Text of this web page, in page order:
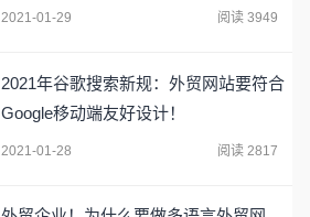
2021-01-29 阅读 3949
2021年谷歌搜索新规：外贸网站要符合
Google移动端友好设计！
2021-01-28 阅读 2817